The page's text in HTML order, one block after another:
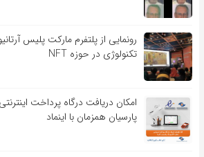
رونمایی از پلتفرم مارکت پلیس
تکنولوژی در حوزه NFT
امکان دریافت درگاه پرداخت
پارسیان همزمان با اینماد